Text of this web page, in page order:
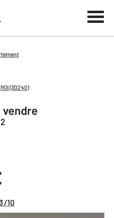
(30240)
vendre
2
10